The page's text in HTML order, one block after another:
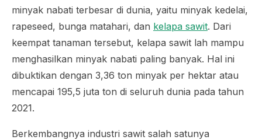
minyak nabati terbesar di dunia, yaitu minyak kedelai,
rapeseed, bunga matahari, dan kelapa sawit. Dari
keempat tanaman tersebut, kelapa sawit lah mampu
menghasilkan minyak nabati paling banyak. Hal ini
dibuktikan dengan 3,36 ton minyak per hektar atau
mencapai 195,5 juta ton di seluruh dunia pada tahun
2021.
Berkembangnya industri sawit salah satunya